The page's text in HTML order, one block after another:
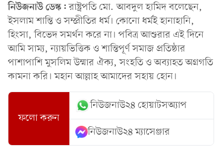
নিউজনাউ ডেস্ক:রাষ্ট্রপতি মো. আবদুল হামিদ বলেছেন,
ইসলাম শান্তি ও সম্প্রীতির ধর্ম। কোনো ধর্মই হানাহানি,
হিংসা, বিভেদ সমর্থন করে না। পবিত্র আশুরার এই দিনে
আমি সাম্য, ন্যায়ভিত্তিক ও শান্তিপূর্ণ সমাজ প্রতিষ্ঠার
পাশাপাশি মুসলিম উম্মার ঐক্য, সংহতি ও অব্যাহত অগ্রগতি
কামনা করি। মহান আল্লাহ আমাদের সহায় হোন।
ফলো করুন
নিউজনাউ২৪ হোয়াটসঅ্যাপ
নিউজনাউ২৪ ম্যাসেঞ্জার